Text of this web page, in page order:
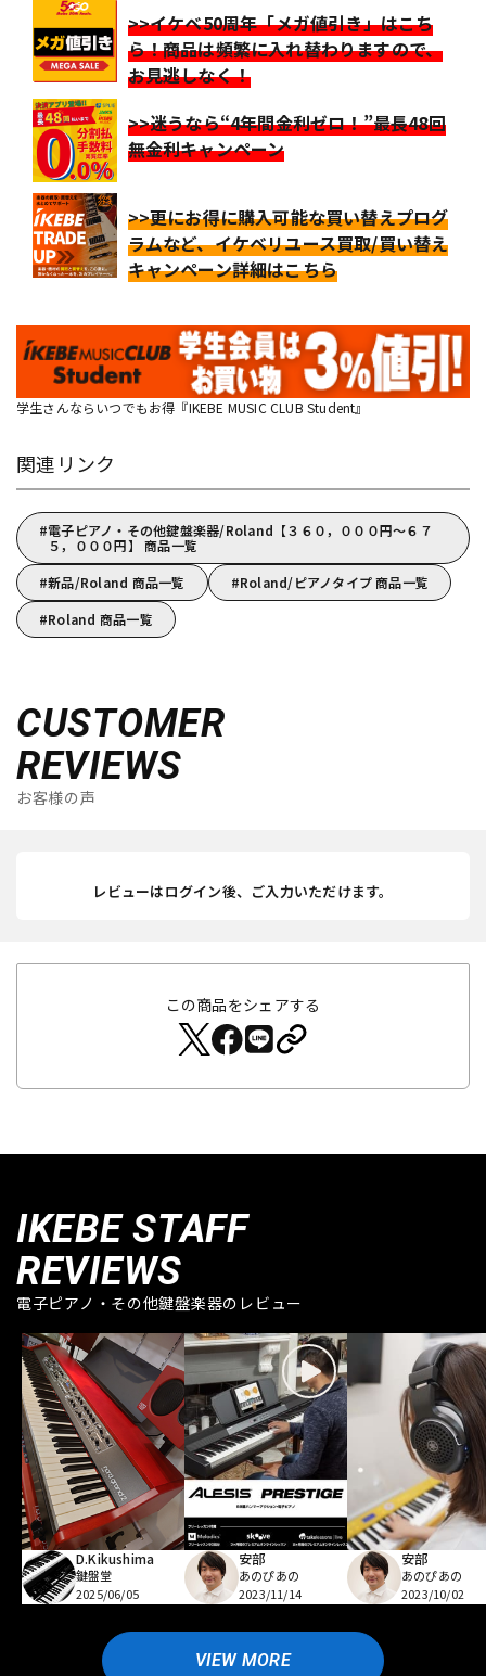
>>イケベ50周年「メガ値引き」はこち
ら！商品は頻繁に入れ替わりますので、
お見逃しなく！
>>迷うなら“4年間金利ゼロ！”最長48回
無金利キャンペーン
>>更にお得に購入可能な買い替えプログ
ラムなど、イケベリユース買取/買い替え
キャンペーン詳細はこちら
学生さんならいつでもお得『IKEBE MUSIC CLUB Student』
関連リンク
電子ピアノ・その他鍵盤楽器/Roland【３６０，０００円～６７
５，０００円】 商品一覧
新品/Roland 商品一覧
Roland/ピアノタイプ 商品一覧
Roland 商品一覧
CUSTOMER
REVIEWS
お客様の声
レビューはログイン後、ご入力いただけます。
この商品をシェアする
IKEBE STAFF
REVIEWS
電子ピアノ・その他鍵盤楽器のレビュー
D.Kikushima
鍵盤堂
2025/06/05
安部
あのぴあの
2023/11/14
安部
あのぴあの
2023/10/02
VIEW MORE